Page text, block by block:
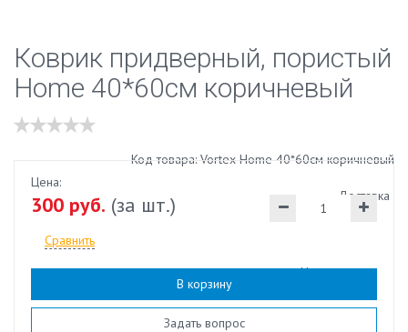
Коврик придверный, пористый
Home 40*60см коричневый
Наличие:есть
Код товара: Vortex Home 40*60см коричневый
Доставка
Цена:
300 руб. (за шт.)
Сравнить
В корзину
Задать вопрос